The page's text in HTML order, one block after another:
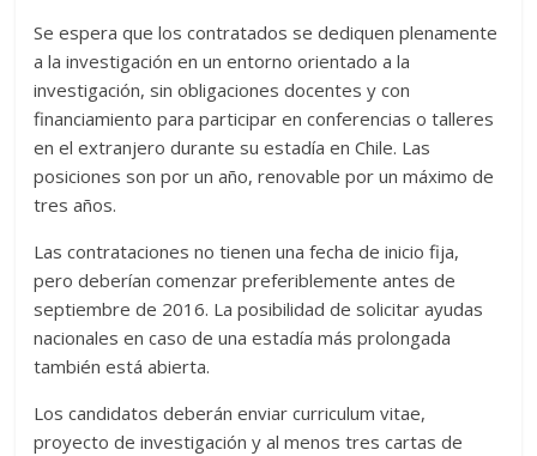
Se espera que los contratados se dediquen plenamente
a la investigación en un entorno orientado a la
investigación, sin obligaciones docentes y con
financiamiento para participar en conferencias o talleres
en el extranjero durante su estadía en Chile. Las
posiciones son por un año, renovable por un máximo de
tres años.
Las contrataciones no tienen una fecha de inicio fija,
pero deberían comenzar preferiblemente antes de
septiembre de 2016. La posibilidad de solicitar ayudas
nacionales en caso de una estadía más prolongada
también está abierta.
Los candidatos deberán enviar curriculum vitae,
proyecto de investigación y al menos tres cartas de